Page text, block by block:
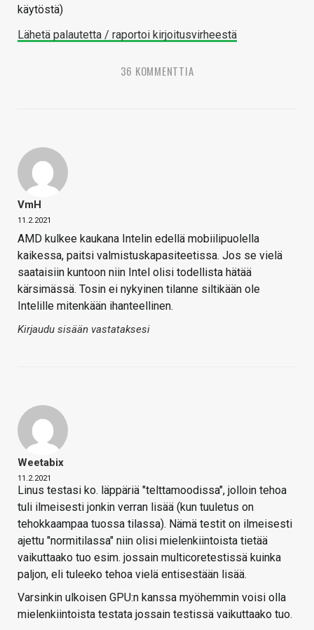
käytöstä)
Lähetä palautetta / raportoi kirjoitusvirheestä
36 KOMMENTTIA
VmH
11.2.2021
AMD kulkee kaukana Intelin edellä mobiilipuolella
kaikessa, paitsi valmistuskapasiteetissa. Jos se vielä
saataisiin kuntoon niin Intel olisi todellista hätää
kärsimässä. Tosin ei nykyinen tilanne siltikään ole
Intelille mitenkään ihanteellinen.
Kirjaudu sisään vastataksesi
Weetabix
11.2.2021
Linus testasi ko. läppäriä "telttamoodissa", jolloin tehoa
tuli ilmeisesti jonkin verran lisää (kun tuuletus on
tehokkaampaa tuossa tilassa). Nämä testit on ilmeisesti
ajettu "normitilassa" niin olisi mielenkiintoista tietää
vaikuttaako tuo esim. jossain multicoretestissä kuinka
paljon, eli tuleeko tehoa vielä entisestään lisää.
Varsinkin ulkoisen GPU:n kanssa myöhemmin voisi olla
mielenkiintoista testata jossain testissä vaikuttaako tuo.